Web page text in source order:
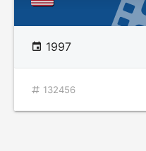
1997
132456